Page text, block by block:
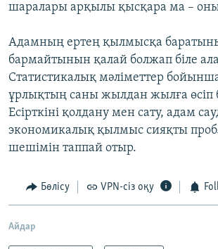
шаралары арқылы қысқара ма –
Адамның ертең қылмысқа
бармайтынын қалай болжап біле
Статистикалық мәліметтер
ұрлықтың саны жылдан жылға өсіп
Есірткіні қолдану мен сату, адам
экономикалық қылмыс сияқты
шешімін таппай отыр.
Бөлісу VPN-сіз оқу
Айдар